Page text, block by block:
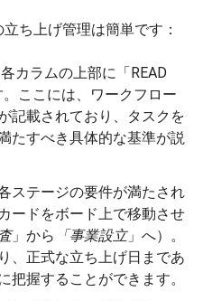
ち上げ管理は簡単です：
各カラムの上部に「READ
ここには、ワークフロー
記載されており、タスクを
たすべき具体的な基準が説
各ステージの要件が満たされ
ードをボード上で移動させ
」から 「事業設立」へ）。
、正式な立ち上げ日まであ
把握することができます。